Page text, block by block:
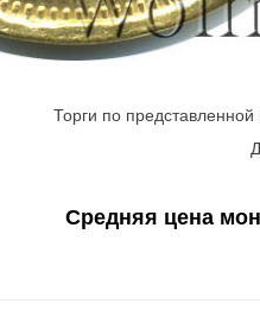
Торги по
Средняя цена